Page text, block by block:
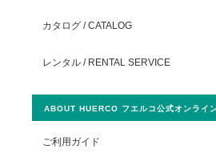
カタログ / CATALOG
レンタル / RENTAL SERVICE
ABOUT HUERCO フエルコ公式オンライ
ご利用ガイド